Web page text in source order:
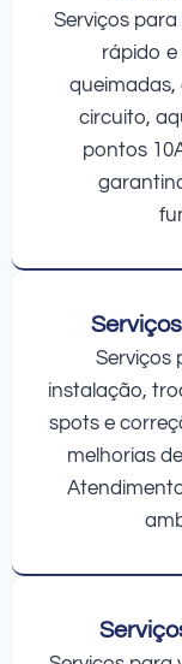
Serviços
rápido e
circuito,
pontos
Serviços
instalação,
spots e
melhorias